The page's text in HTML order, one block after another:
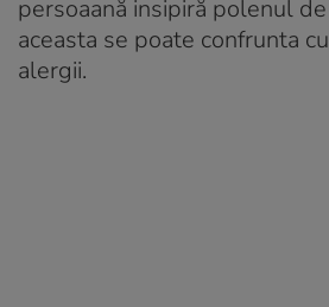
persoaană insipiră polenul
aceasta se poate confrunta
alergii.